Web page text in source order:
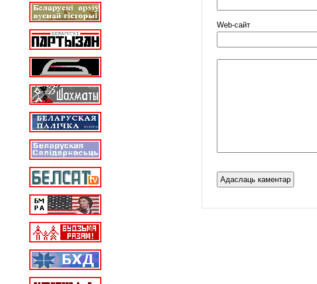
Web-cайт